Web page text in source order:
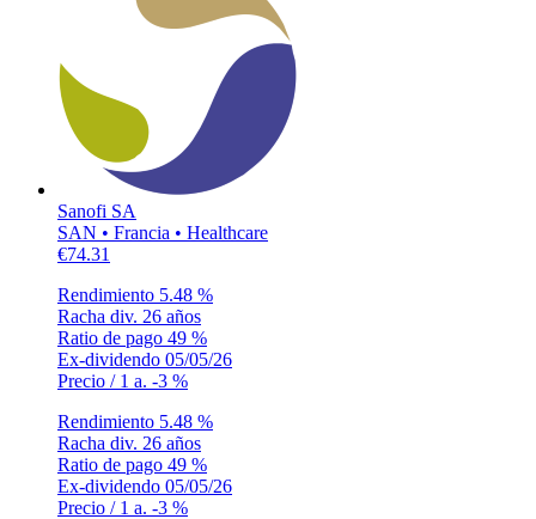
Sanofi SA
SAN • Francia • Healthcare
€74.31
Rendimiento 5.48 %
Racha div. 26 años
Ratio de pago 49 %
Ex-dividendo 05/05/26
Precio / 1 a. -3 %
Rendimiento 5.48 %
Racha div. 26 años
Ratio de pago 49 %
Ex-dividendo 05/05/26
Precio / 1 a. -3 %